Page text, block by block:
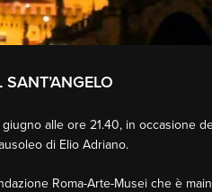
alle ore 21.40, in occasione
di Elio Adriano.
Roma-Arte-Musei che è